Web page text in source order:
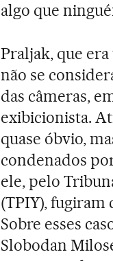
algo que
Praljak, que
não se
das câmeras,
exibicionista.
quase óbvio,
condenados
ele, pelo
(TPIY), fugiram
Sobre esses
Slobodan